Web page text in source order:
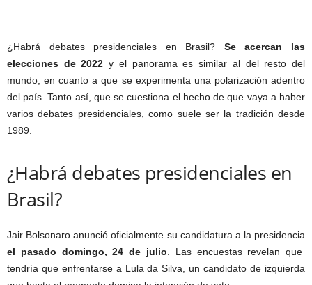
¿Habrá debates presidenciales en Brasil? Se acercan las
elecciones de 2022 y el panorama es similar al del resto del
mundo, en cuanto a que se experimenta una polarización adentro
del país. Tanto así, que se cuestiona el hecho de que vaya a haber
varios debates presidenciales, como suele ser la tradición desde
1989.
¿Habrá debates presidenciales en
Brasil?
Jair Bolsonaro anunció oficialmente su candidatura a la presidencia
el pasado domingo, 24 de julio . Las encuestas revelan que
tendría que enfrentarse a Lula da Silva, un candidato de izquierda